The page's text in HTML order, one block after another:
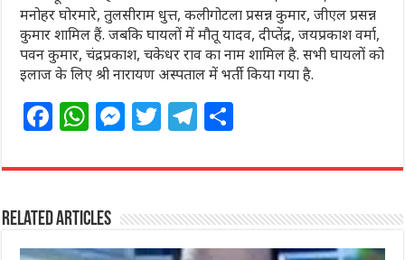
मनोहर घोरमारे, तुलसीराम धुत्त, कलीगोटला प्रसन्न कुमार, जीएल प्रसन्न
कुमार शामिल हैं. जबकि घायलों में मौतू यादव, दीप्तेंद्र, जयप्रकाश वर्मा,
पवन कुमार, चंद्रप्रकाश, चकेधर राव का नाम शामिल है. सभी घायलों को
इलाज के लिए श्री नारायण अस्पताल में भर्ती किया गया है.
F
c
e
b
W
at
s
A
M
ss
n
T
itt
r
T
e
ra
ar
Related Articles